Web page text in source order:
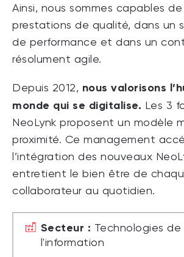
Ainsi, nous sommes capables
prestations de qualité, dans un
de performance et dans un
résolument agile.
Depuis 2012, nous valorisons
monde qui se digitalise. Les 3
NeoLynk proposent un modèle
proximité. Ce management
l’intégration des nouveaux
entretient le bien être de
collaborateur au quotidien.
Secteur : Technologies de
l'information